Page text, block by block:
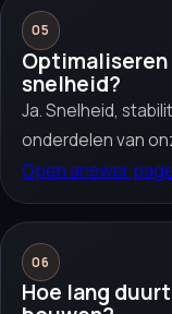
05
snelheid?
Ja. Snelheid,
onderdelen van
Open answer
06
Hoe lang